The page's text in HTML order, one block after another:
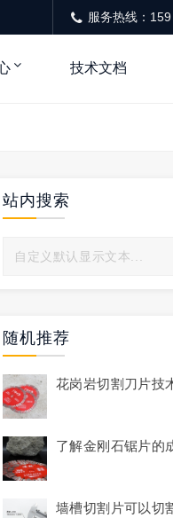
服务热线：
技术文档
站内搜索
随机推荐
花岗岩切割刀片技
了解金刚石锯片的
墙槽切割片可以切